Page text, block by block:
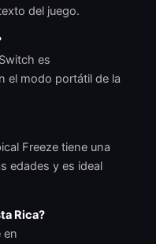
del juego.
es
el modo portátil de la
Freeze tiene una
edades y es ideal
Rica?
en